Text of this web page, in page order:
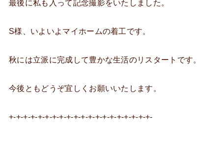
最後に私も入って記念撮影をいたしました。
S様、いよいよマイホームの着工です。
秋には立派に完成して豊かな生活のリスタートです。
今後ともどうぞ宜しくお願いいたします。
+-+-+-+-+-+-+-+-+-+-+-+-+-+-+-+-+-+-+-+-